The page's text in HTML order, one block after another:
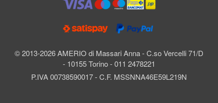
© 2013-2026 AMERIO di Massari Anna - C.so Vercelli 71/D
- 10155 Torino - 011 2478221
P.IVA 00738590017 - C.F. MSSNNA46E59L219N